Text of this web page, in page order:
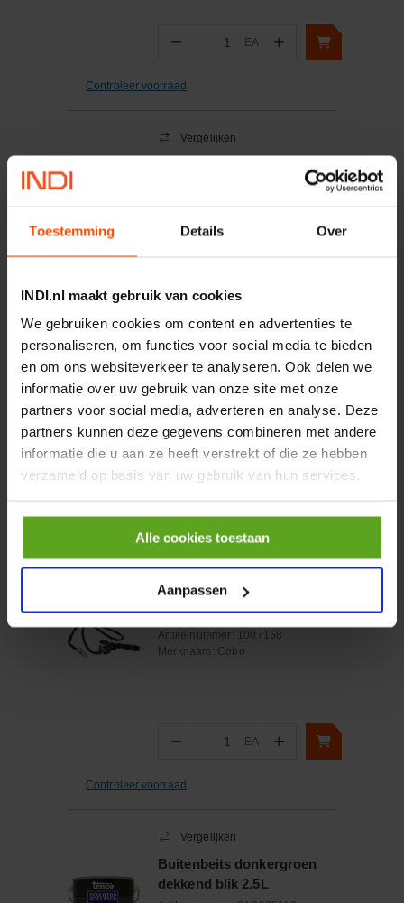
Toestemming Details Over
INDI.nl maakt gebruik van cookies
We gebruiken cookies om content en advertenties te
personaliseren, om functies voor social media te bieden
en om ons websiteverkeer te analyseren. Ook delen we
informatie over uw gebruik van onze site met onze
partners voor social media, adverteren en analyse. Deze
partners kunnen deze gegevens combineren met andere
informatie die u aan ze heeft verstrekt of die ze hebben
verzameld op basis van uw gebruik van hun services.
Alle cookies toestaan
Aanpassen
− Aantal
EA +
Controleer voorraad
Vergelijken
Artikelnummer:2670KA377
Merknaam:
Aantal +
Controleer voorraad
Onlangs bekeken:
Vergelijken
Knop
Artikelnummer: 1007158
Merknaam: Cobo
− Aantal
EA +
Controleer voorraad
Vergelijken
Buitenbeits donkergroen
dekkend blik 2.5L